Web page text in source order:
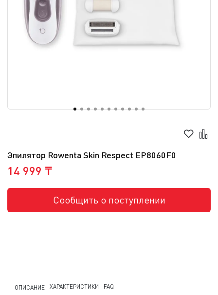
Эпилятор Rowenta Skin Respect EP8060F0
14 999 ₸
Сообщить о поступлении
ОПИСАНИЕ ХАРАКТЕРИСТИКИ FAQ